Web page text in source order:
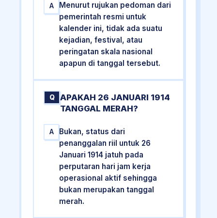
A
Menurut rujukan pedoman dari
pemerintah resmi untuk
kalender ini, tidak ada suatu
kejadian, festival, atau
peringatan skala nasional
apapun di tanggal tersebut.
Q
APAKAH 26 JANUARI 1914
TANGGAL MERAH?
A
Bukan, status dari
penanggalan riil untuk 26
Januari 1914 jatuh pada
perputaran hari jam kerja
operasional aktif sehingga
bukan merupakan tanggal
merah.